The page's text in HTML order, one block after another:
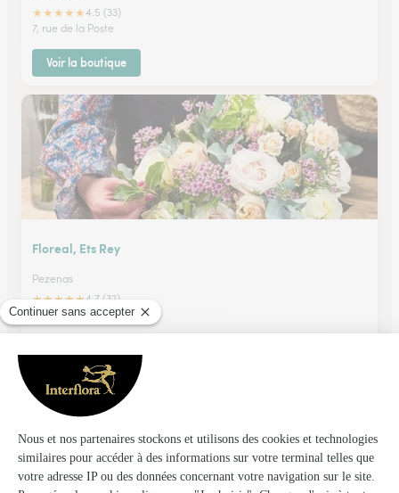
★★★★★4.5 (33)
7, rue de la Poste
Voir la boutique
Floreal, Ets Rey
Pezenas
★★★★★4.7 (32)
3, rue Edouard Branly